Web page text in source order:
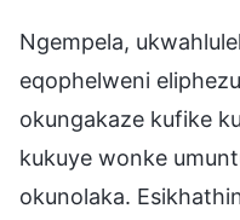
Ngempela,
eqophelweni
okungakaze kufike
kukuye wonke
okunolaka.